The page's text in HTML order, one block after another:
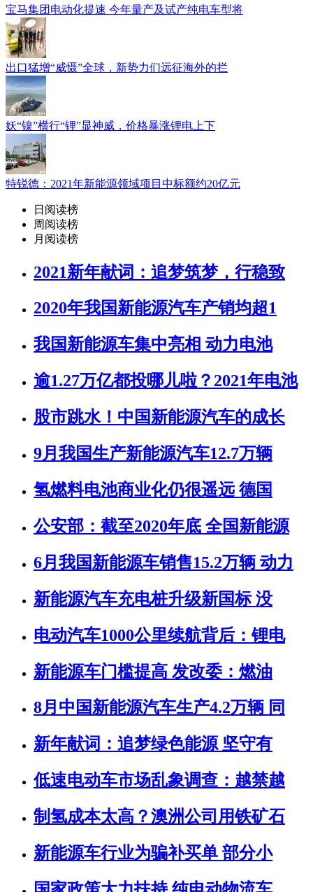
宝马集团电动化提速 今年量产及试产纯电车型将
出口猛增“威慑”全球，新势力们远征海外的拦
妖“镍”横行“锂”显神威，价格暴涨锂电上下
特锐德：2021年新能源领域项目中标额约20亿元
日阅读榜
周阅读榜
月阅读榜
2021新年献词：追梦筑梦，行稳致
2020年我国新能源汽车产销均超1
我国新能源车集中亮相 动力电池
逾1.27万亿都投哪儿啦？2021年电池
股市跳水！中国新能源汽车的成长
9月我国生产新能源汽车12.7万辆
氢燃料电池商业化仍很遥远 德国
公安部：截至2020年底 全国新能源
6月我国新能源车销售15.2万辆 动力
新能源汽车充电桩升级新国标 没
电动汽车1000公里续航背后：锂电
新能源车门槛提高 发改委：燃油
8月中国新能源汽车生产4.2万辆 同
新年献词：追梦绿色能源 坚守有
低速电动车市场乱象调查：越禁越
制氢成本太高？澳洲公司用铁矿石
新能源车行业为骗补买单 部分小